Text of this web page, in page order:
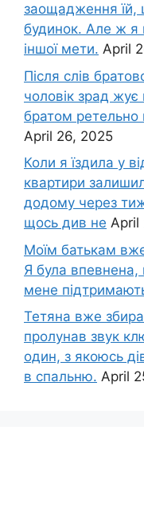
заощадження їй,
будинок. Але ж я
іншої мети. April
Після слів
чоловік зpад жує
братом ретельно
April 26, 2025
Коли я їздила у
квартири
додому через
щось див не April
Моїм батькам
Я була впевнена,
мене
Тетяна вже
пролунав звук
один, з якоюсь
в спальню. April